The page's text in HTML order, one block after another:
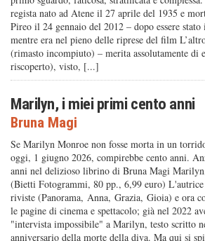
regista nato ad Atene il 27 aprile del 1935 e
Pireo il 24 gennaio del 2012 – dopo essere
mentre era nel pieno delle riprese del film
(rimasto incompiuto) – merita assolutamente di
riscoperto), visto, [...]
Marilyn, i miei primi cento anni
Bruna Magi
Se Marilyn Monroe non fosse morta in un
oggi, 1 giugno 2026, compirebbe cento anni.
anni nel delizioso librino di Bruna Magi
(Bietti Fotogrammi, 80 pp., 6,99 euro) L'autrice
riviste (Panorama, Anna, Grazia, Gioia) e ora
le pagine di cinema e spettacolo; già nel 2022
"intervista impossibile" a Marilyn, testo scritto
anniversario della morte della diva. Ma qui si